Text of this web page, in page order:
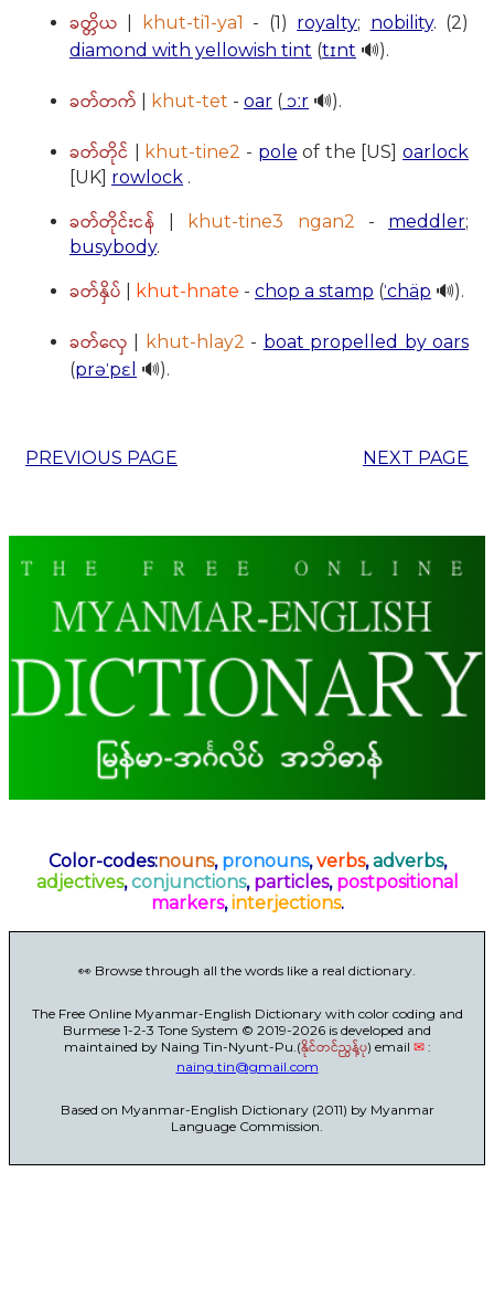
ခတ္တိယ khut-ti1-ya1 - (1) royalty; nobility. (2)
diamond with yellowish tint (tɪnt 🔊).
ခတ်တက် khut-tet - oar ( ɔːr 🔊).
ခတ်တိုင် khut-tine2 - pole of the [US] oarlock
[UK] rowlock .
ခတ်တိုင်းငန် khut-tine3 ngan2 - meddler;
busybody.
ခတ်နှိပ် khut-hnate - chop a stamp (ˈchäp 🔊).
ခတ်လှေ khut-hlay2 - boat propelled by oars
(prəˈpɛl 🔊).
PREVIOUS PAGE NEXT PAGE
Color-codes:nouns, pronouns,verbs,adverbs,
adjectives,conjunctions, particles, postpositional
markers,interjections.
👀 Browse through all the words like a real dictionary.
The Free Online Myanmar-English Dictionary with color coding and
Burmese 1-2-3 Tone System © 2019-2026 is developed and
maintained by Naing Tin-Nyunt-Pu.(နိုင်တင်ညွန့်ပု) email ✉:
naing.tin@gmail.com
Based on Myanmar-English Dictionary (2011) by Myanmar
Language Commission.